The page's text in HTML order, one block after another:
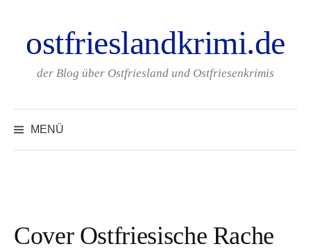
überspringen
ostfrieslandkrimi.de
der Blog über Ostfriesland und Ostfriesenkrimis
MENÜ
Cover Ostfriesische Rache